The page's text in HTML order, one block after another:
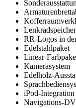
RR-Logos in
Edelstahlpaket
Linear-
Kamerasystem
Edelholz-
iPod-Integration
Navigations-